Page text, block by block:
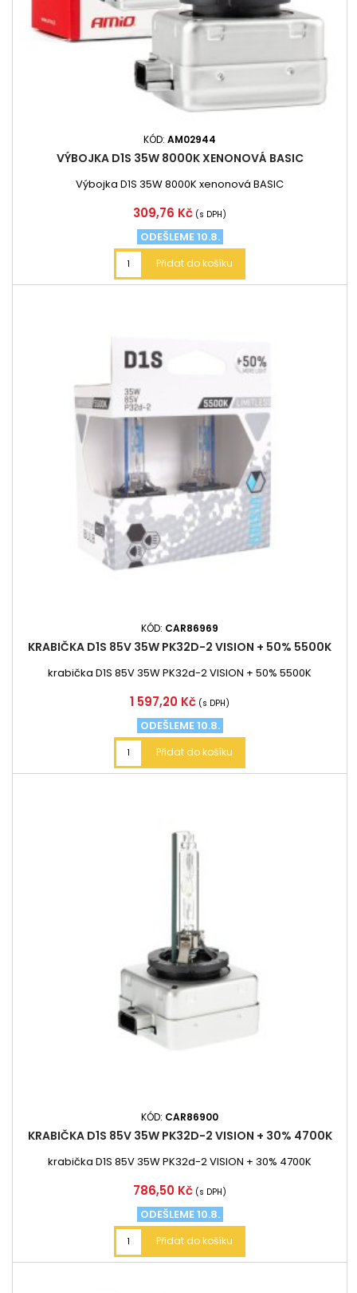
KÓD: AM02944
VÝBOJKA D1S 35W 8000K XENONOVÁ BASIC
Výbojka D1S 35W 8000K xenonová BASIC
Cena
309,76 Kč (s DPH)
ODEŠLEME 10.8.
Přidat do košíku
KÓD: CAR86969
KRABIČKA D1S 85V 35W PK32D-2 VISION + 50% 5500K
krabička D1S 85V 35W PK32d-2 VISION + 50% 5500K
Cena
1 597,20 Kč (s DPH)
ODEŠLEME 10.8.
Přidat do košíku
KÓD: CAR86900
KRABIČKA D1S 85V 35W PK32D-2 VISION + 30% 4700K
krabička D1S 85V 35W PK32d-2 VISION + 30% 4700K
Cena
786,50 Kč (s DPH)
ODEŠLEME 10.8.
Přidat do košíku